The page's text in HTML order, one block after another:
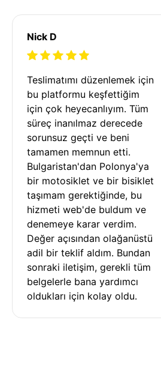
Nick D
Teslimatımı düzenlemek için
bu platformu keşfettiğim
için çok heyecanlıyım. Tüm
süreç inanılmaz derecede
sorunsuz geçti ve beni
tamamen memnun etti.
Bulgaristan'dan Polonya'ya
bir motosiklet ve bir bisiklet
taşımam gerektiğinde, bu
hizmeti web'de buldum ve
denemeye karar verdim.
Değer açısından olağanüstü
adil bir teklif aldım. Bundan
sonraki iletişim, gerekli tüm
belgelerle bana yardımcı
oldukları için kolay oldu.